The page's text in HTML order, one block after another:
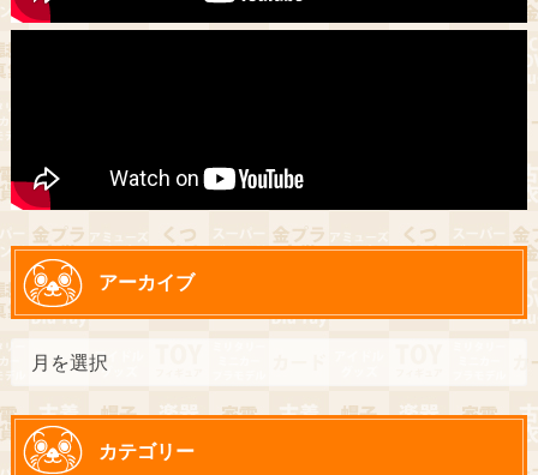
アーカイブ
カテゴリー